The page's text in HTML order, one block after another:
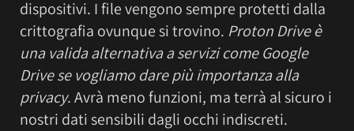
dispositivi. I file vengono sempre protetti dalla
crittografia ovunque si trovino. Proton Drive è
una valida alternativa a servizi come Google
Drive se vogliamo dare più importanza alla
privacy. Avrà meno funzioni, ma terrà al sicuro i
nostri dati sensibili dagli occhi indiscreti.